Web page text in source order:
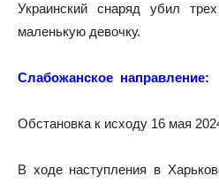
Украинский снаряд убил
маленькую девочку.
Слабожанское направление:
Обстановка к исходу 16 мая
В ходе наступления в